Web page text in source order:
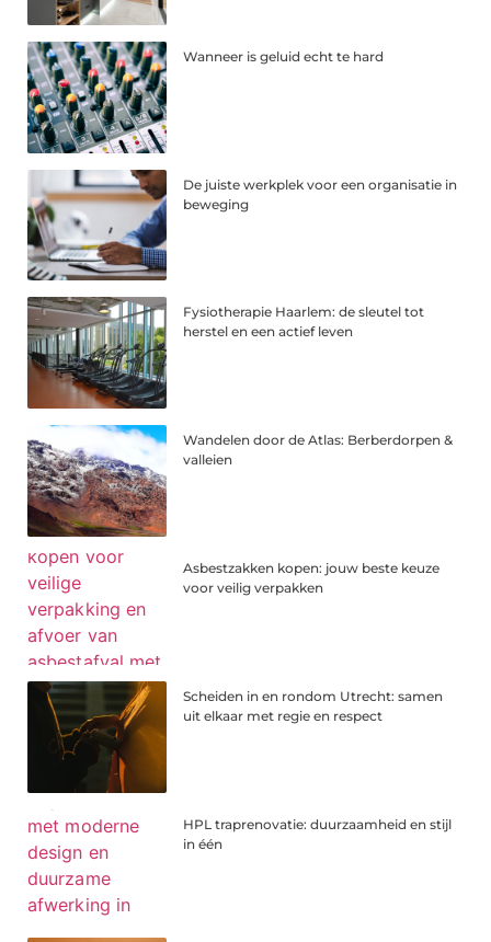
Wanneer is geluid echt te hard
De juiste werkplek voor een organisatie in
beweging
Fysiotherapie Haarlem: de sleutel tot
herstel en een actief leven
Wandelen door de Atlas: Berberdorpen &
valleien
Asbestzakken kopen: jouw beste keuze
voor veilig verpakken
Scheiden in en rondom Utrecht: samen
uit elkaar met regie en respect
HPL traprenovatie: duurzaamheid en stijl
in één